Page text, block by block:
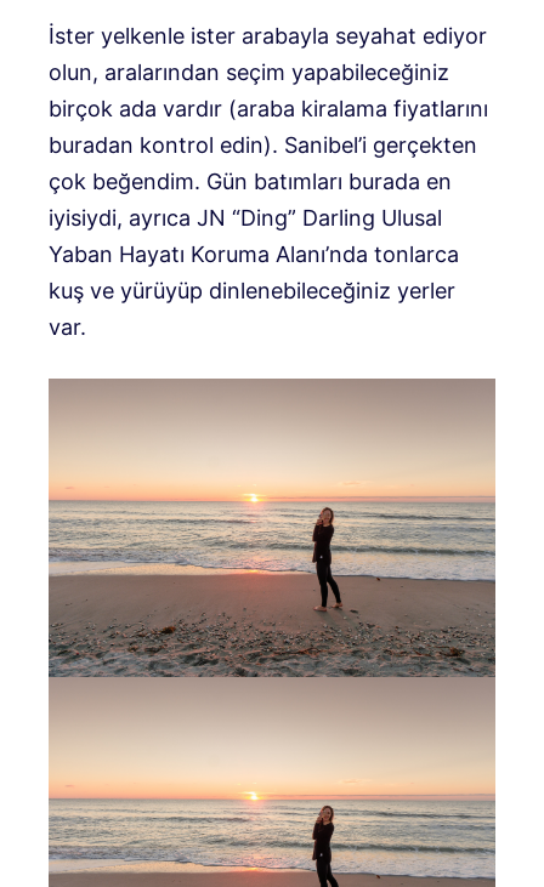
İster yelkenle ister arabayla seyahat ediyor
olun, aralarından seçim yapabileceğiniz
birçok ada vardır (araba kiralama fiyatlarını
buradan kontrol edin). Sanibel’i gerçekten
çok beğendim. Gün batımları burada en
iyisiydi, ayrıca JN “Ding” Darling Ulusal
Yaban Hayatı Koruma Alanı’nda tonlarca
kuş ve yürüyüp dinlenebileceğiniz yerler
var.